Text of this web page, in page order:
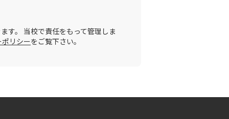
す。 当校で責任をもって管理しま
リシーをご覧下さい。